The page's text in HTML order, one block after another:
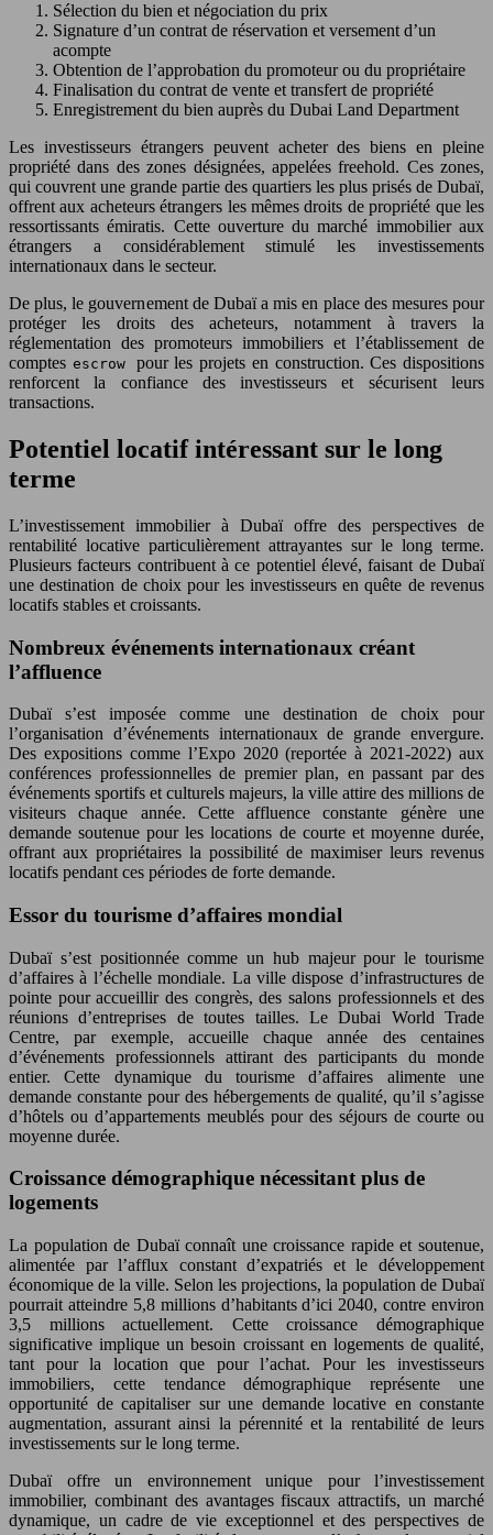
Sélection du bien et négociation du prix
Signature d’un contrat de réservation et versement d’un
acompte
Obtention de l’approbation du promoteur ou du propriétaire
Finalisation du contrat de vente et transfert de propriété
Enregistrement du bien auprès du Dubai Land Department
Les investisseurs étrangers peuvent acheter des biens en pleine
propriété dans des zones désignées, appelées freehold. Ces zones,
qui couvrent une grande partie des quartiers les plus prisés de Dubaï,
offrent aux acheteurs étrangers les mêmes droits de propriété que les
ressortissants émiratis. Cette ouverture du marché immobilier aux
étrangers a considérablement stimulé les investissements
internationaux dans le secteur.
De plus, le gouvernement de Dubaï a mis en place des mesures pour
protéger les droits des acheteurs, notamment à travers la
réglementation des promoteurs immobiliers et l’établissement de
comptes escrow pour les projets en construction. Ces dispositions
renforcent la confiance des investisseurs et sécurisent leurs
transactions.
Potentiel locatif intéressant sur le long
terme
L’investissement immobilier à Dubaï offre des perspectives de
rentabilité locative particulièrement attrayantes sur le long terme.
Plusieurs facteurs contribuent à ce potentiel élevé, faisant de Dubaï
une destination de choix pour les investisseurs en quête de revenus
locatifs stables et croissants.
Nombreux événements internationaux créant
l’affluence
Dubaï s’est imposée comme une destination de choix pour
l’organisation d’événements internationaux de grande envergure.
Des expositions comme l’Expo 2020 (reportée à 2021-2022) aux
conférences professionnelles de premier plan, en passant par des
événements sportifs et culturels majeurs, la ville attire des millions de
visiteurs chaque année. Cette affluence constante génère une
demande soutenue pour les locations de courte et moyenne durée,
offrant aux propriétaires la possibilité de maximiser leurs revenus
locatifs pendant ces périodes de forte demande.
Essor du tourisme d’affaires mondial
Dubaï s’est positionnée comme un hub majeur pour le tourisme
d’affaires à l’échelle mondiale. La ville dispose d’infrastructures de
pointe pour accueillir des congrès, des salons professionnels et des
réunions d’entreprises de toutes tailles. Le Dubai World Trade
Centre, par exemple, accueille chaque année des centaines
d’événements professionnels attirant des participants du monde
entier. Cette dynamique du tourisme d’affaires alimente une
demande constante pour des hébergements de qualité, qu’il s’agisse
d’hôtels ou d’appartements meublés pour des séjours de courte ou
moyenne durée.
Croissance démographique nécessitant plus de
logements
La population de Dubaï connaît une croissance rapide et soutenue,
alimentée par l’afflux constant d’expatriés et le développement
économique de la ville. Selon les projections, la population de Dubaï
pourrait atteindre 5,8 millions d’habitants d’ici 2040, contre environ
3,5 millions actuellement. Cette croissance démographique
significative implique un besoin croissant en logements de qualité,
tant pour la location que pour l’achat. Pour les investisseurs
immobiliers, cette tendance démographique représente une
opportunité de capitaliser sur une demande locative en constante
augmentation, assurant ainsi la pérennité et la rentabilité de leurs
investissements sur le long terme.
Dubaï offre un environnement unique pour l’investissement
immobilier, combinant des avantages fiscaux attractifs, un marché
dynamique, un cadre de vie exceptionnel et des perspectives de